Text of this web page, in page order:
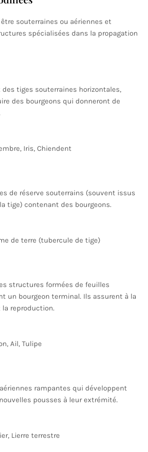
souterraines ou aériennes et
spécialisées dans la propagation
des tiges souterraines horizontales,
des bourgeons qui donneront de
Iris, Chiendent
de réserve souterrains (souvent issus
tige) contenant des bourgeons.
de terre (tubercule de tige)
structures formées de feuilles
un bourgeon terminal. Ils assurent à la
reproduction.
Ail, Tulipe
rampantes qui développent
pousses à leur extrémité.
Lierre terrestre